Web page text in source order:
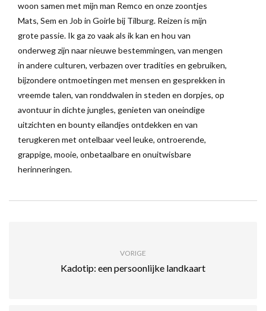
woon samen met mijn man Remco en onze zoontjes
Mats, Sem en Job in Goirle bij Tilburg. Reizen is mijn
grote passie. Ik ga zo vaak als ik kan en hou van
onderweg zijn naar nieuwe bestemmingen, van mengen
in andere culturen, verbazen over tradities en gebruiken,
bijzondere ontmoetingen met mensen en gesprekken in
vreemde talen, van ronddwalen in steden en dorpjes, op
avontuur in dichte jungles, genieten van oneindige
uitzichten en bounty eilandjes ontdekken en van
terugkeren met ontelbaar veel leuke, ontroerende,
grappige, mooie, onbetaalbare en onuitwisbare
herinneringen.
VORIGE
Kadotip: een persoonlijke landkaart